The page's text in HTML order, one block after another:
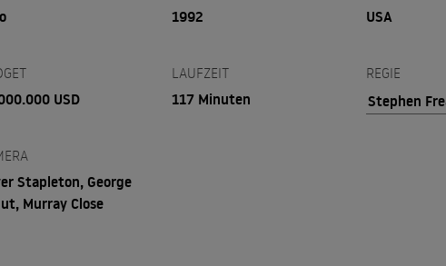
1992 USA
USD
LAUFZEIT
117 Minuten
REGIE
Stephen
Stapleton, George
Murray Close